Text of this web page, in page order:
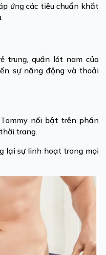
ứng các tiêu chuẩn khắt
trung, quần lót nam của
sự năng động và thoải
nổi bật trên phần
trang.
lại sự linh hoạt trong mọi